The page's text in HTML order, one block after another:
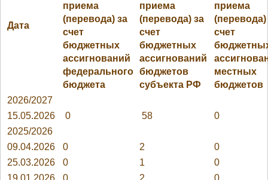
Дата
приема
(перевода) за
счет
бюджетных
ассигнований
федерального
бюджета
приема
(перевода) за
счет
бюджетных
ассигнований
бюджетов
субъекта РФ
приема
(перевода)
счет
местных
бюджетов
2026/2027
15.05.2026
0 58
0
2025/2026
09.04.2026
0 2
0
25.03.2026
0 1
0
19.01.2026
0 2 0